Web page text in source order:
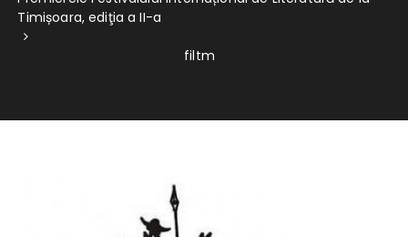
Timișoara, ediţia a II-a
filtm